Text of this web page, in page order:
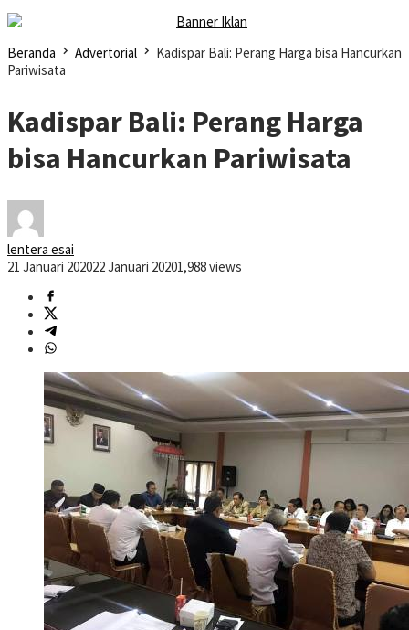
Beranda Advertorial
Kadispar Bali: Perang Harga bisa Hancurkan
Pariwisata
Kadispar Bali: Perang Harga
bisa Hancurkan Pariwisata
lentera esai
21 Januari 202022 Januari 20201,988 views